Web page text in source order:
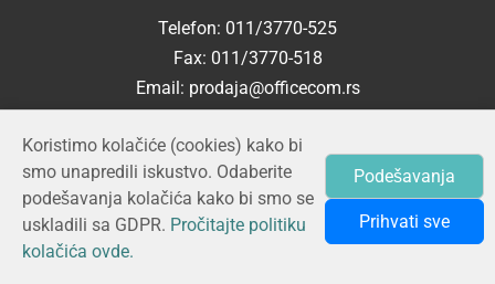
Telefon: 011/3770-525
Fax: 011/3770-518
Email: prodaja@officecom.rs
Radno vreme
ponedeljak - petak
08:00 do 16:00
Koristimo kolačiće (cookies) kako bi
smo unapredili iskustvo. Odaberite
podešavanja kolačića kako bi smo se
uskladili sa GDPR. Pročitajte politiku
kolačića ovde.
Podešavanja
Prihvati sve